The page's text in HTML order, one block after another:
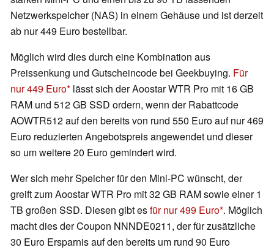
Netzwerkspeicher (NAS) in einem Gehäuse und ist derzeit
ab nur 449 Euro bestellbar.
Möglich wird dies durch eine Kombination aus
Preissenkung und Gutscheincode bei Geekbuying. Für
nur 449 Euro lässt sich der Aoostar WTR Pro mit 16 GB
RAM und 512 GB SSD ordern, wenn der Rabattcode
AOWTR512 auf den bereits von rund 550 Euro auf nur 469
Euro reduzierten Angebotspreis angewendet und dieser
so um weitere 20 Euro gemindert wird.
Wer sich mehr Speicher für den Mini-PC wünscht, der
greift zum Aoostar WTR Pro mit 32 GB RAM sowie einer 1
TB großen SSD. Diesen gibt esfür nur 499 Euro . Möglich
macht dies der Coupon NNNDE0211, der für zusätzliche
30 Euro Ersparnis auf den bereits um rund 90 Euro